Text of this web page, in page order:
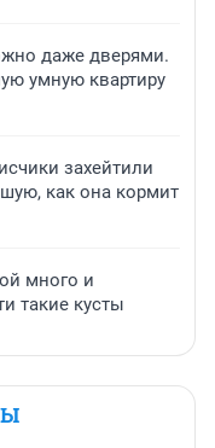
даже дверями.
умную квартиру
захейтили
как она кормит
много и
такие кусты